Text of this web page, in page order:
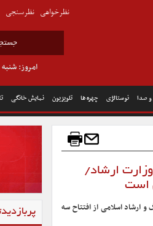
و صدا نوستالژی چهره ها تلویزیون نمایش خانگی
امروز: شنبه , ۱۷ مرداد
نظرخواهی نظرسنجی
ارشاد/
است
ارشاد اسلامی از افتتاح سه